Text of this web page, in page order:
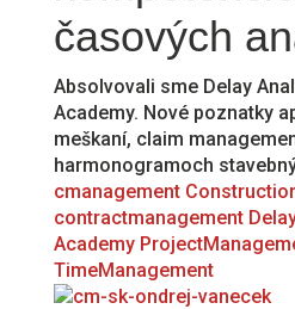
časových
Absolvovali sme Delay
Academy. Nové poznatky
meškaní, claim
harmonogramoch
cmanagement
contractmanagement
Academy
TimeManagement